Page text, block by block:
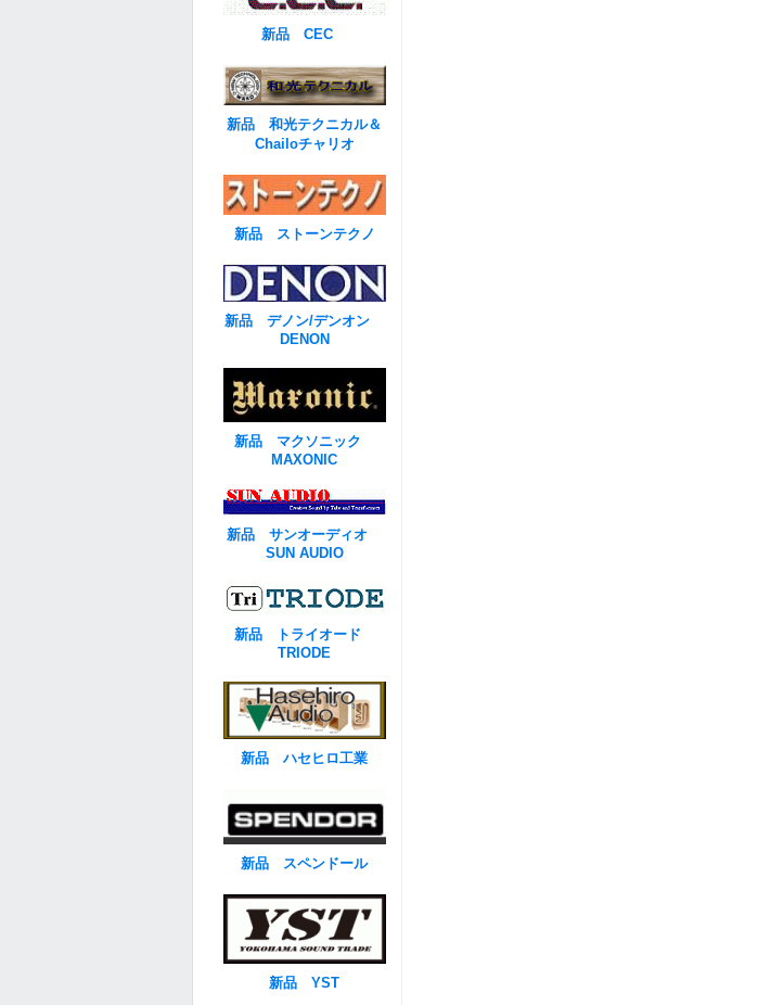
新品 CEC
新品 和光テクニカル＆
Chailoチャリオ
新品 ストーンテクノ
新品 デノン/デンオン
DENON
新品 マクソニック
MAXONIC
新品 サンオーディオ
SUN AUDIO
新品 トライオード
TRIODE
新品 ハセヒロ工業
新品 スペンドール
新品 YST